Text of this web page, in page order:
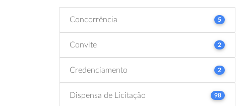
Concorrência 5
Convite 2
Credenciamento 2
Dispensa de Licitação 98